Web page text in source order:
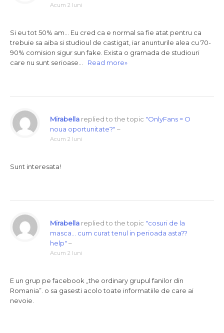
Acum 2 luni
Si eu tot 50% am… Eu cred ca e normal sa fie atat pentru ca
trebuie sa aiba si studioul de castigat, iar anunturile alea cu 70-
90% comision sigur sun fake. Exista o gramada de studiouri
care nu sunt serioase… Read more»
Mirabella replied to the topic "OnlyFans = O
noua oportunitate?" –
Acum 2 luni
Sunt interesata!
Mirabella replied to the topic "cosuri de la
masca… cum curat tenul in perioada asta??
help" –
Acum 2 luni
E un grup pe facebook „the ordinary grupul fanilor din
Romania”. o sa gasesti acolo toate informatiile de care ai
nevoie.